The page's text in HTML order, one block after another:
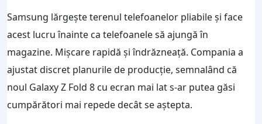
Samsung lărgește terenul telefoanelor pliabile și face
acest lucru înainte ca telefoanele să ajungă în
magazine. Mișcare rapidă și îndrăzneață. Compania a
ajustat discret planurile de producție, semnalând că
noul Galaxy Z Fold 8 cu ecran mai lat s-ar putea găsi
cumpărători mai repede decât se aștepta.